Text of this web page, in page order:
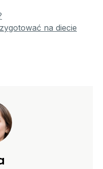
na diecie